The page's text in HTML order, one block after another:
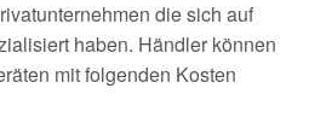
die sich auf
haben. Händler können
mit folgenden Kosten